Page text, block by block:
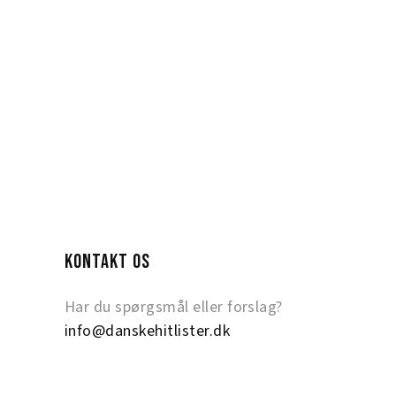
KONTAKT OS
Har du spørgsmål eller forslag?
info@danskehitlister.dk